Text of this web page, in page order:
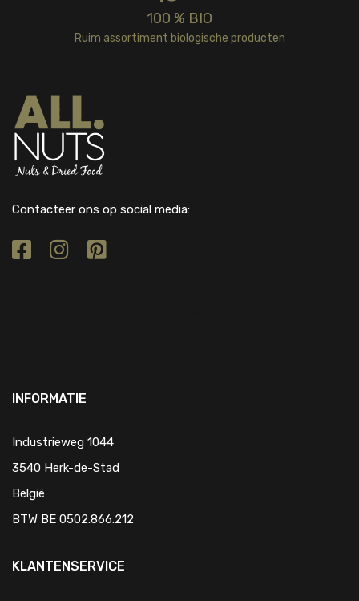
100 % BIO
Ruim assortiment biologische producten
Contacteer ons op social media:
INFORMATIE
Industrieweg 1044
3540 Herk-de-Stad
België
BTW BE 0502.866.212
KLANTENSERVICE